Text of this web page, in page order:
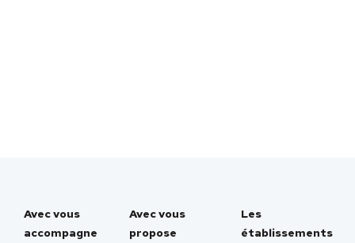
Avec vous
accompagne
Avec vous
propose
Les
établissements